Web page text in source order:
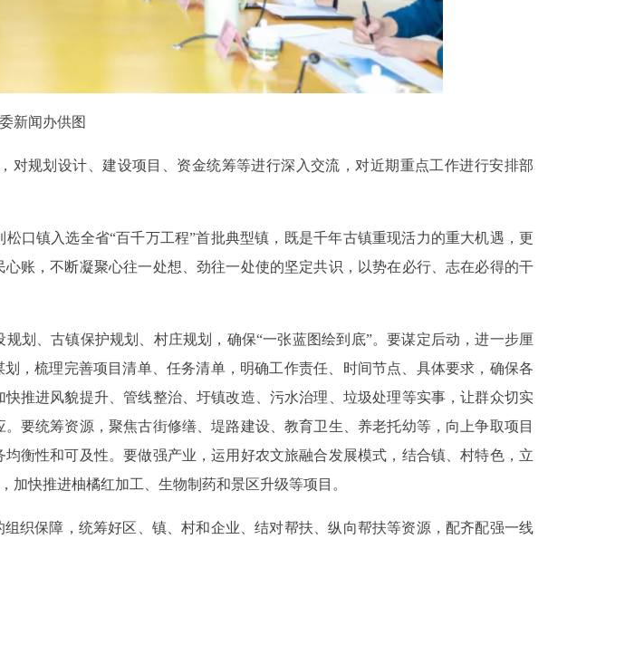
新闻办供图
规划设计、建设项目、资金统筹等进行深入交流，对近期重点工作进行安排部
镇入选全省“百千万工程”首批典型镇，既是千年古镇重现活力的重大机遇，更
账，不断凝聚心往一处想、劲往一处使的坚定共识，以势在必行、志在必得的干
、古镇保护规划、村庄规划，确保“一张蓝图绘到底”。要谋定后动，进一步厘
，梳理完善项目清单、任务清单，明确工作责任、时间节点、具体要求，确保各
推进风貌提升、管线整治、圩镇改造、污水治理、垃圾处理等实事，让群众切实
要统筹资源，聚焦古街修缮、堤路建设、教育卫生、养老托幼等，向上争取项目
衡性和可及性。要做强产业，运用好农文旅融合发展模式，结合镇、村特色，立
加快推进柚橘红加工、生物制药和景区升级等项目。
保障，统筹好区、镇、村和企业、结对帮扶、纵向帮扶等资源，配齐配强一线